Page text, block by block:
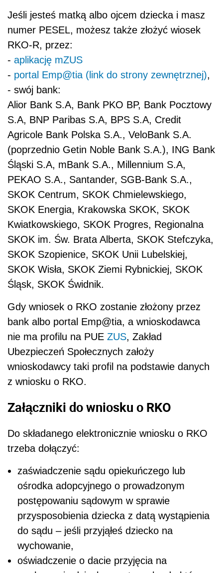
Jeśli jesteś matką albo ojcem dziecka i masz
numer PESEL, możesz także złożyć wiosek
RKO-R, przez:
- aplikację mZUS
- portal Emp@tia (link do strony zewnętrznej),
- swój bank:
Alior Bank S.A, Bank PKO BP, Bank Pocztowy
S.A, BNP Paribas S.A, BPS S.A, Credit
Agricole Bank Polska S.A., VeloBank S.A.
(poprzednio Getin Noble Bank S.A.), ING Bank
Śląski S.A, mBank S.A., Millennium S.A,
PEKAO S.A., Santander, SGB-Bank S.A.,
SKOK Centrum, SKOK Chmielewskiego,
SKOK Energia, Krakowska SKOK, SKOK
Kwiatkowskiego, SKOK Progres, Regionalna
SKOK im. Św. Brata Alberta, SKOK Stefczyka,
SKOK Szopienice, SKOK Unii Lubelskiej,
SKOK Wisła, SKOK Ziemi Rybnickiej, SKOK
Śląsk, SKOK Świdnik.
Gdy wniosek o RKO zostanie złożony przez
bank albo portal Emp@tia, a wnioskodawca
nie ma profilu na PUE ZUS, Zakład
Ubezpieczeń Społecznych założy
wnioskodawcy taki profil na podstawie danych
z wniosku o RKO.
Załączniki do wniosku o RKO
Do składanego elektronicznie wniosku o RKO
trzeba dołączyć:
zaświadczenie sądu opiekuńczego lub
ośrodka adopcyjnego o prowadzonym
postępowaniu sądowym w sprawie
przysposobienia dziecka z datą wystąpienia
do sądu – jeśli przyjąłeś dziecko na
wychowanie,
oświadczenie o dacie przyjęcia na